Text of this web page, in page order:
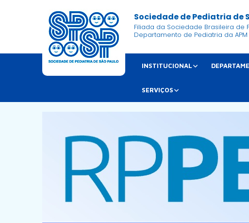
Sociedade de Pediatria de
Filiada da Sociedade Brasileira de
Departamento de Pediatria da APM
INSTITUCIONAL
SERVIÇOS